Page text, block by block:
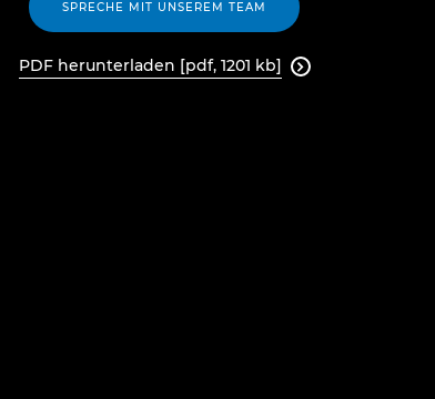
SPRECHE MIT UNSEREM TEAM
PDF herunterladen [pdf, 1201 kb] 